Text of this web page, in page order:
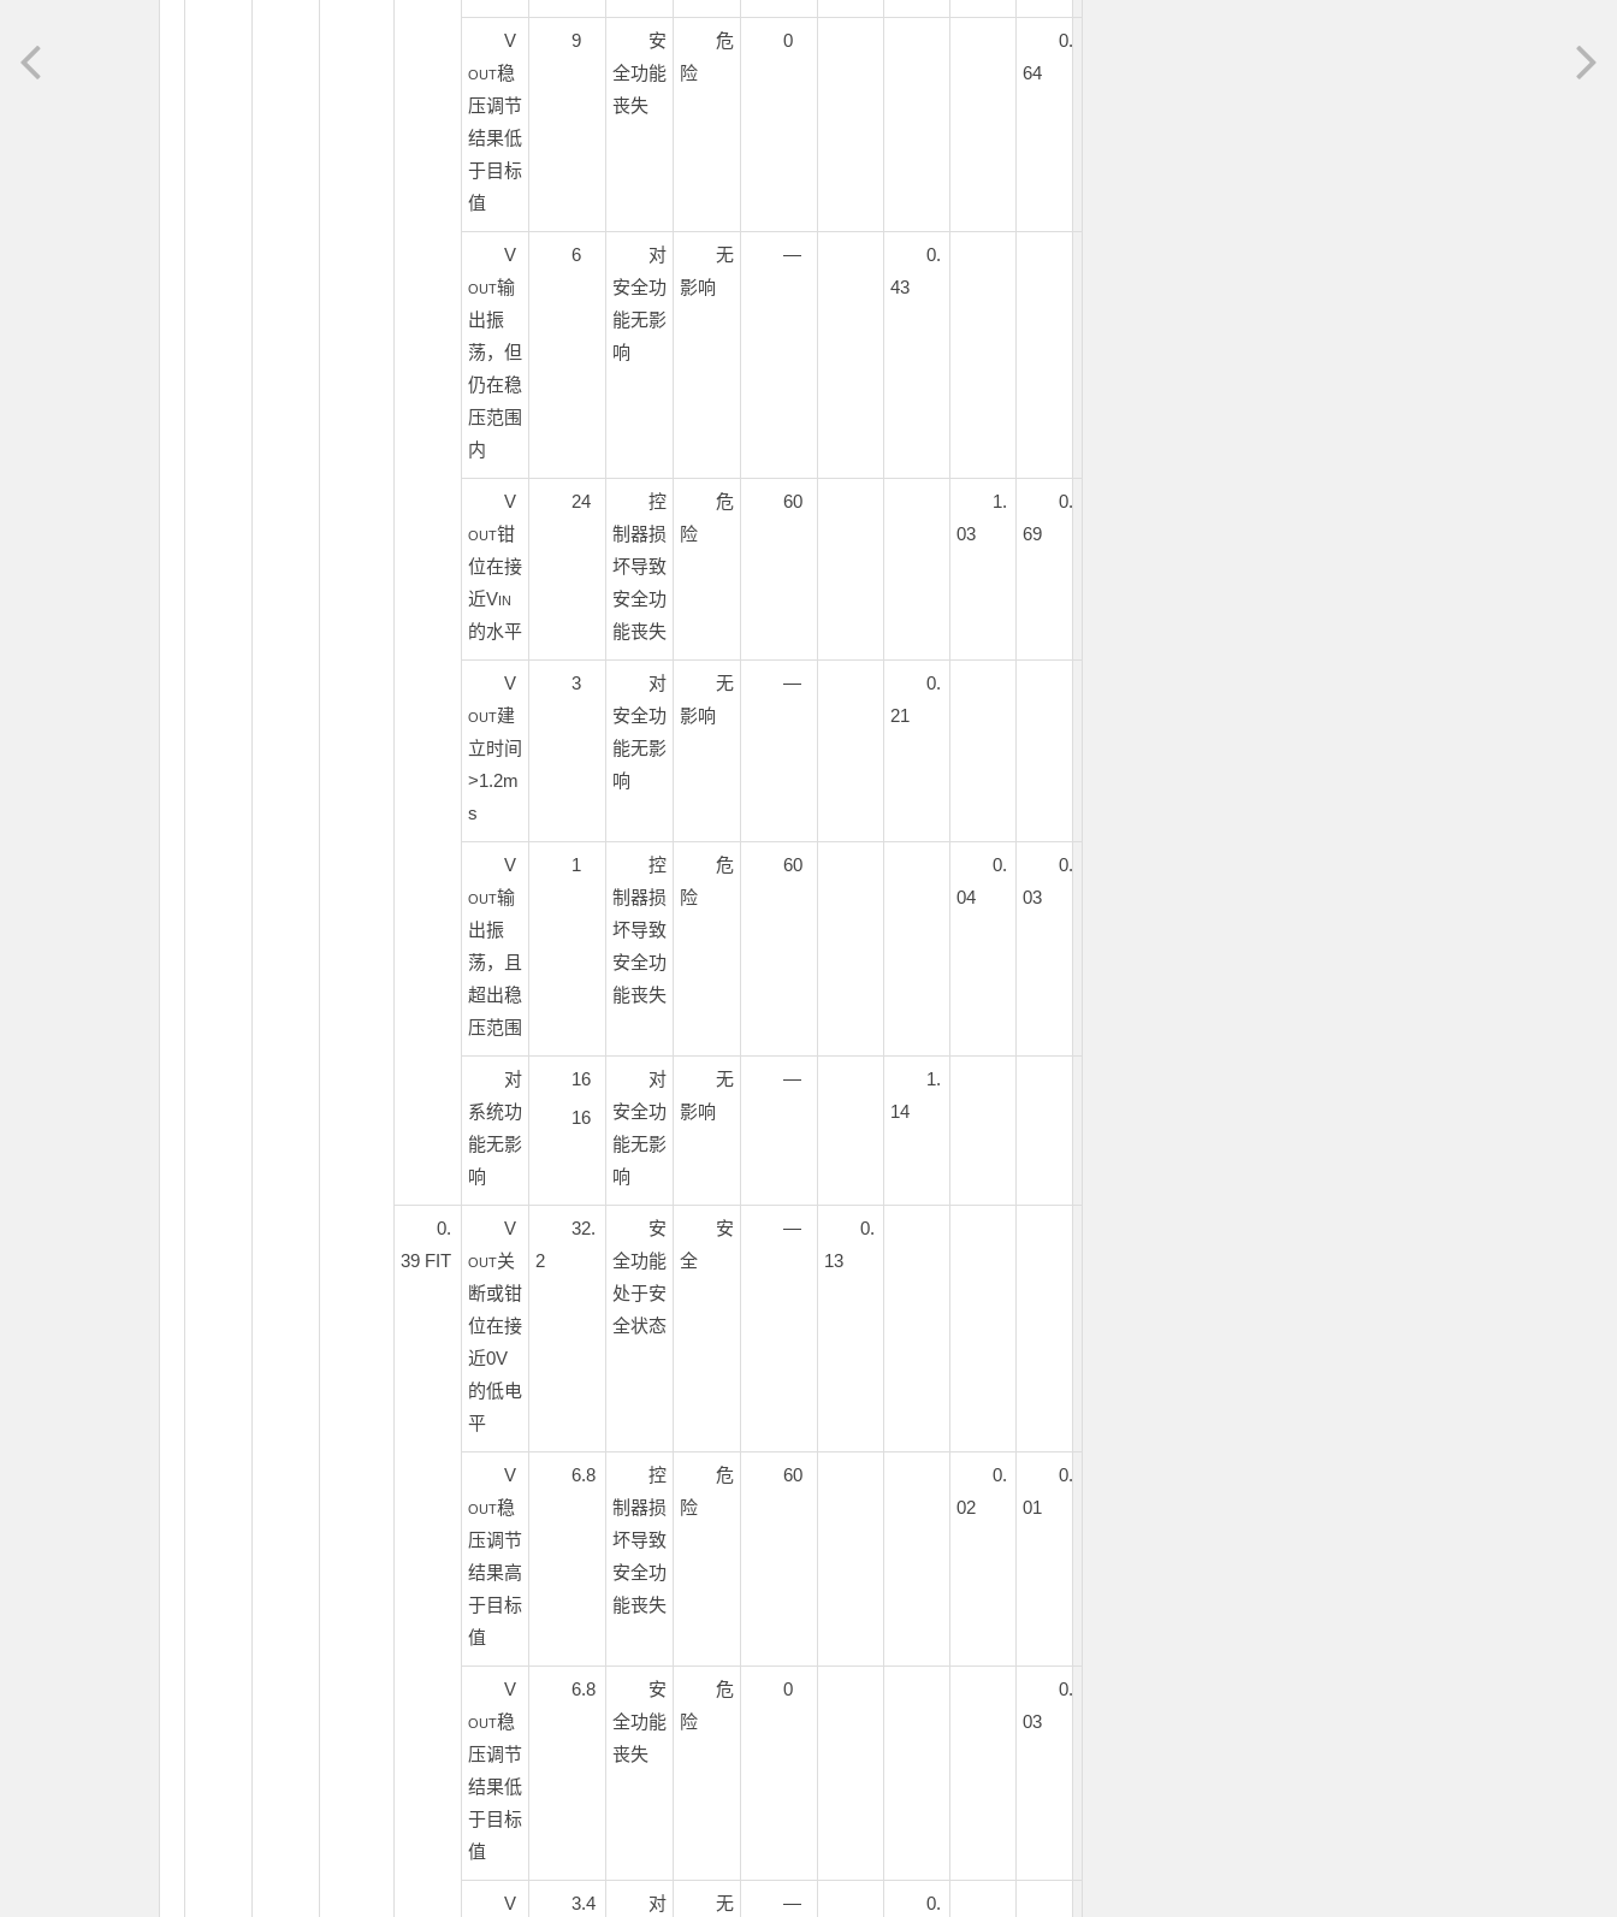
V
OUT稳
压调节
结果低
于目标
值
9
安
全功能
丧失
危
险
0
0.
64
V
OUT输
出振
荡，但
仍在稳
压范围
内
6
对
安全功
能无影
响
无
影响
—
0.
43
V
OUT钳
位在接
近VIN
的水平
24
控
制器损
坏导致
安全功
能丧失
危
险
60
1.
03
0.
69
V
OUT建
立时间
>1.2m
s
3
对
安全功
能无影
响
无
影响
—
0.
21
V
OUT输
出振
荡，且
超出稳
压范围
1
控
制器损
坏导致
安全功
能丧失
危
险
60
0.
04
0.
03
对
系统功
能无影
响
16
16
对
安全功
能无影
响
无
影响
—
1.
14
0.
39 FIT
V
OUT关
断或钳
位在接
近0V
的低电
平
32.
2
安
全功能
处于安
全状态
安
全
—
0.
13
V
OUT稳
压调节
结果高
于目标
值
6.8
控
制器损
坏导致
安全功
能丧失
危
险
60
0.
02
0.
01
V
OUT稳
压调节
结果低
于目标
值
6.8
安
全功能
丧失
危
险
0
0.
03
V 3.4 对 无 — 0.